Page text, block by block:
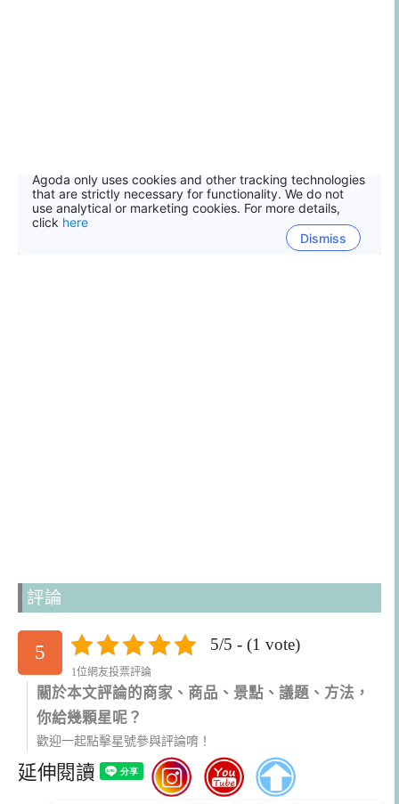
評論
5 5/5 - (1 vote)
1位網友投票評論
關於本文評論的商家、商品、景點、議題、方法，
你給幾顆星呢？
歡迎一起點擊星號參與評論唷！
延伸閱讀